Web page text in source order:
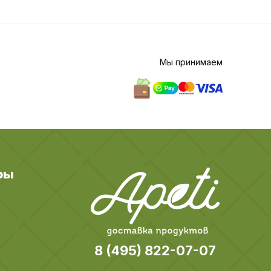
Мы принимаем
8 (495) 822-07-07